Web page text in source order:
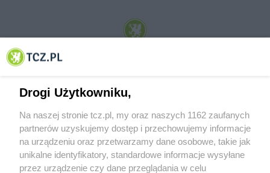
© 2001-2026 Tczew - TCZ.PL Sp. z o.o. Internetowy Serwis Informacyjny Miasta
Drogi Użytkowniku,
Na naszej stronie tcz.pl, my oraz naszych 1162 zaufanych
partnerów uzyskujemy dostęp i przechowujemy informacje
na urządzeniu oraz przetwarzamy dane osobowe, takie jak
unikalne identyfikatory, standardowe informacje wysyłane
przez urządzenie czy dane przeglądania w celu